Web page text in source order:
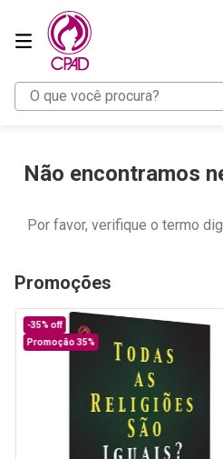
O que você procura?
Não encontramos
Por favor, verifique o termo
Promoções
-35% off
Promoção 35%